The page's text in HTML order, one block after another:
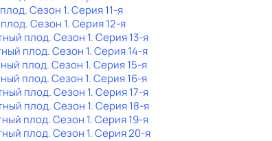
. Сезон 1. Серия 11-я
. Сезон 1. Серия 12-я
плод. Сезон 1. Серия 13-я
плод. Сезон 1. Серия 14-я
плод. Сезон 1. Серия 15-я
плод. Сезон 1. Серия 16-я
плод. Сезон 1. Серия 17-я
плод. Сезон 1. Серия 18-я
плод. Сезон 1. Серия 19-я
плод. Сезон 1. Серия 20-я